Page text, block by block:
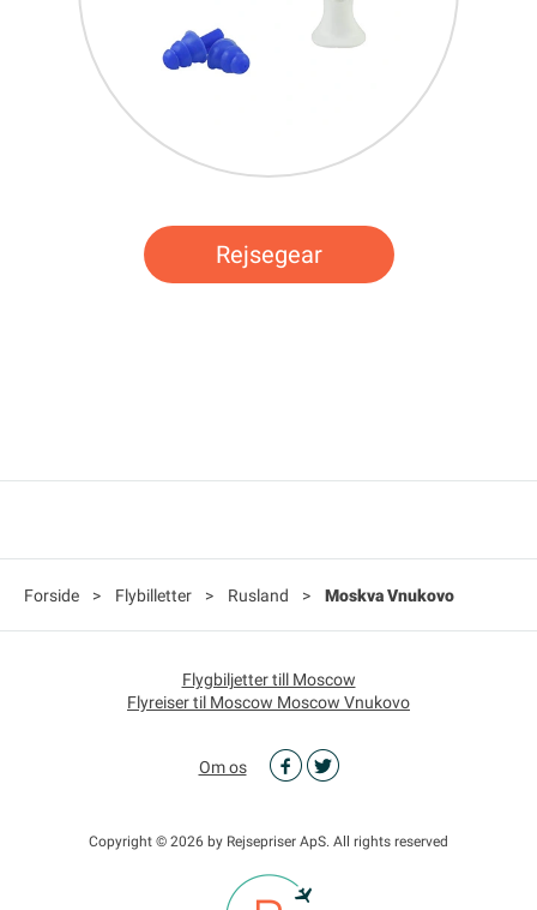
Rejsegear
Forside > Flybilletter > Rusland > Moskva Vnukovo
Flygbiljetter till Moscow
Flyreiser til Moscow Moscow Vnukovo
Om os
Copyright © 2026 by Rejsepriser ApS. All rights reserved